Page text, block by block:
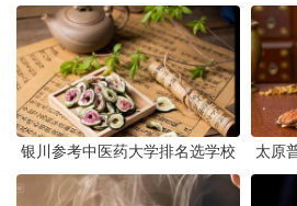
银川参考中医药大学排名选学校 太原